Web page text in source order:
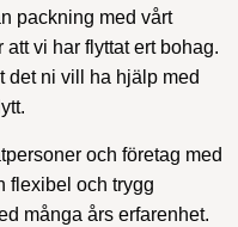
packning med vårt
vi har flyttat ert bohag.
det ni vill ha hjälp med
och företag med
flexibel och trygg
många års erfarenhet.